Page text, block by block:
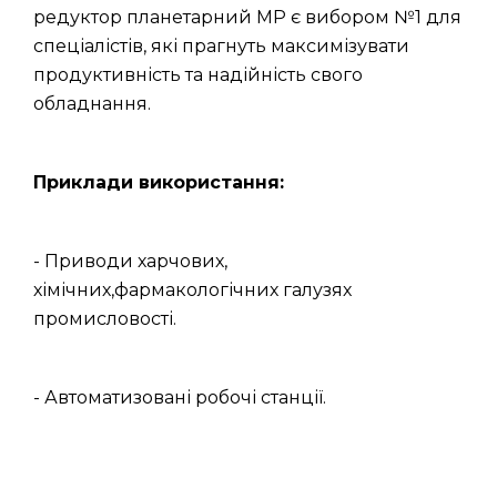
редуктор планетарний МР є вибором №1 для
спеціалістів, які прагнуть максимізувати
продуктивність та надійність свого
обладнання.
Приклади використання:
- Приводи харчових,
хімічних,фармакологічних галузях
промисловості.
- Автоматизовані робочі станції.